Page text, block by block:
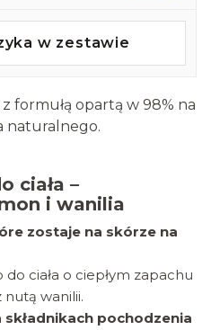
z formułą opartą w 98% na
naturalnego.
ciała –
i wanilia
zostaje na skórze na
do ciała o ciepłym zapachu
wanilii.
składnikach pochodzenia
w zestawie